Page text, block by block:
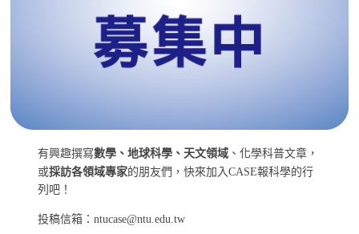
有興趣撰寫數學、地球科學、天文領域 、化學科普文章，
或採訪各領域專家的朋友們，快來加入CASE報科學的行
列吧！
投稿信箱：ntucase@ntu.edu.tw